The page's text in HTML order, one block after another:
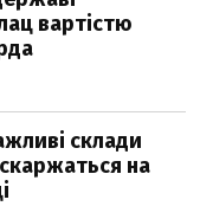
вартістю
склади
на